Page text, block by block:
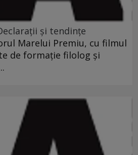
şi tendinţe
Marelui Premiu, cu filmul
de formaţie filolog şi